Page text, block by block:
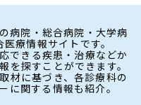
病院・総合病院・大学病
療情報サイトです。
できる疾患・治療などか
を探すことができます。
材に基づき、各診療科の
に関する情報も紹介。